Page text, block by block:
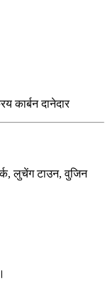
कार्बन दानेदार
लुचेंग टाउन, वुजिन